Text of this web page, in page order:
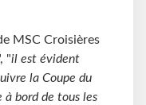
MSC Croisières
"il est évident
la Coupe du
bord de tous les